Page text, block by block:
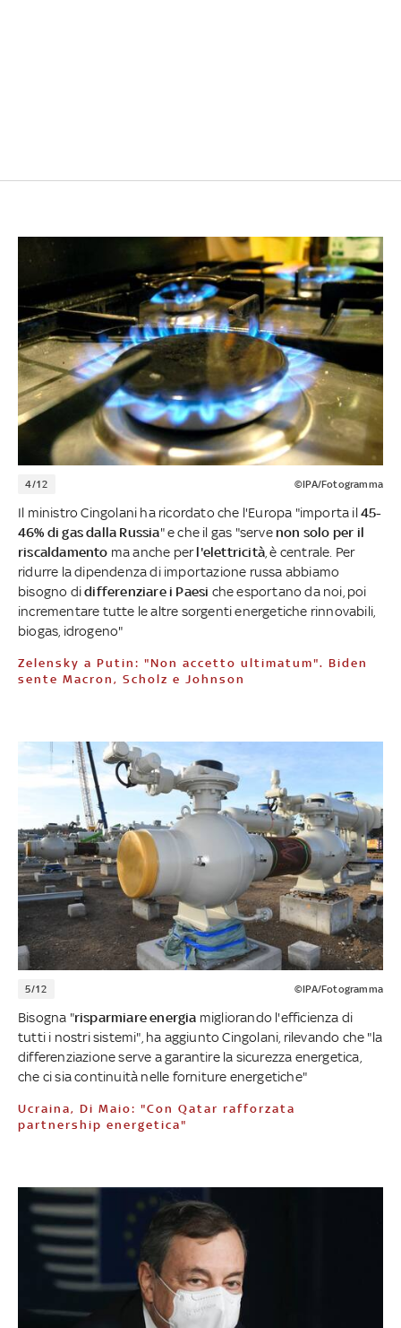
4/12 ©IPA/Fotogramma
Il ministro Cingolani ha ricordato che l'Europa "importa il45-
46% di gas dalla Russia" e che il gas "serve non solo per il
riscaldamento ma anche perl'elettricità , è centrale. Per
ridurre la dipendenza di importazione russa abbiamo
bisogno didifferenziare i Paesi che esportano da noi, poi
incrementare tutte le altre sorgenti energetiche rinnovabili,
biogas, idrogeno"
Zelensky a Putin: "Non accetto ultimatum". Biden
sente Macron, Scholz e Johnson
5/12 ©IPA/Fotogramma
Bisogna "risparmiare energia migliorando l'efficienza di
tutti i nostri sistemi", ha aggiunto Cingolani, rilevando che "la
differenziazione serve a garantire la sicurezza energetica,
che ci sia continuità nelle forniture energetiche"
Ucraina, Di Maio: "Con Qatar rafforzata
partnership energetica"